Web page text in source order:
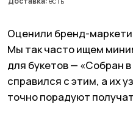
Городской букет. Фото: сайт Городской
NT FLOWERS
Доставка:есть